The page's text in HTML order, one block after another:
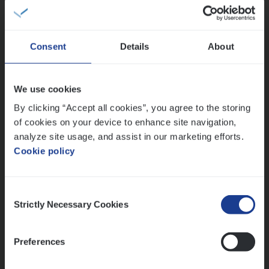
Consent Details About
We use cookies
By clicking “Accept all cookies”, you agree to the storing
of cookies on your device to enhance site navigation,
analyze site usage, and assist in our marketing efforts.
Cookie policy
Selection
Strictly Necessary Cookies
Preferences
Claims Management
Test Ana­lyst
IT, Change & Innovation
Antwerpen
Meer dan collega’s: hoe Julie en Aurélie elkaar
Mathias houdt van diepgaande dossiers én droge